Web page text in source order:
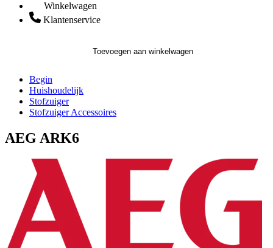
Winkelwagen
Klantenservice
Toevoegen aan winkelwagen
Begin
Huishoudelijk
Stofzuiger
Stofzuiger Accessoires
AEG ARK6